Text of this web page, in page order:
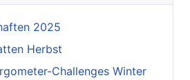
2025
Herbst
Challenges Winter